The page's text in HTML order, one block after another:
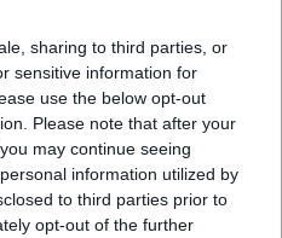
sharing to third parties, or
sensitive information for
use the below opt-out
Please note that after your
may continue seeing
information utilized by
to third parties prior to
opt-out of the further